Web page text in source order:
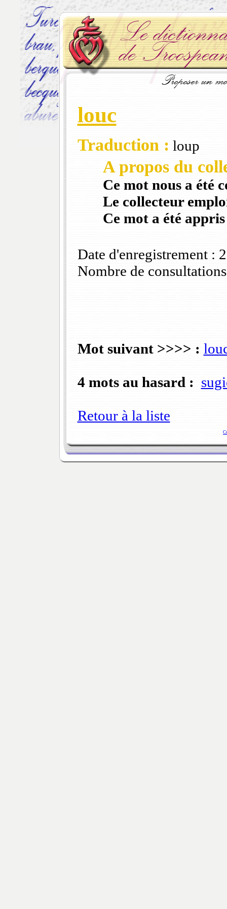
louc
Traduction : loup
A propos du
Ce mot nous a été
Le collecteur
Ce mot a été
Date d'enregistrement :
Nombre de
Mot suivant >>>> :
4 mots au hasard :
Retour à la liste